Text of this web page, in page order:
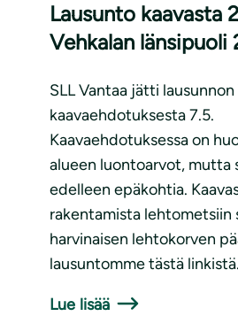
Lausunto kaavasta
Vehkalan länsipuoli
SLL Vantaa jätti lausunnon
kaavaehdotuksesta 7.5.
Kaavaehdotuksessa on
alueen luontoarvot, mutta
edelleen epäkohtia.
rakentamista lehtometsiin
harvinaisen lehtokorven
lausuntomme tästä linkistä.
Lue lisää